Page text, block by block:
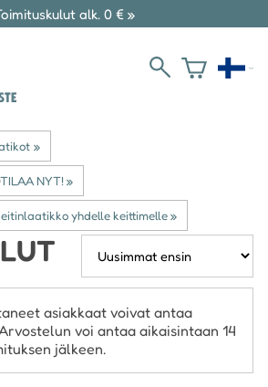
alk. 0 € »
‪»
NYT! ‪»
yhdelle keittimelle‪»
asiakkaat voivat antaa
voi antaa aikaisintaan 14
jälkeen.